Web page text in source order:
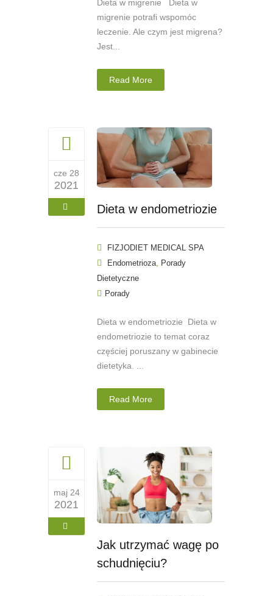
Dieta w migrenie Dieta w
migrenie potrafi wspomóc
leczenie. Ale czym jest migrena?
Jest...
Read More
cze 28
2021
Dieta w endometriozie
FIZJODIET MEDICAL SPA
Endometrioza, Porady
Dietetyczne
Porady
Dieta w endometriozie Dieta w
endometriozie to temat coraz
częściej poruszany w gabinecie
dietetyka. ...
Read More
maj 24
2021
Jak utrzymać wagę po
schudnięciu?